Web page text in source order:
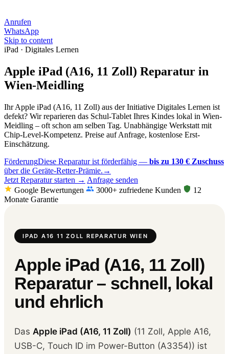
Anrufen
WhatsApp
Skip to content
iPad · Digitales Lernen
Apple iPad (A16, 11 Zoll) Reparatur in
Wien-Meidling
Ihr Apple iPad (A16, 11 Zoll) aus der Initiative Digitales Lernen ist
defekt? Wir reparieren das Schul-Tablet Ihres Kindes lokal in Wien-
Meidling – oft schon am selben Tag. Unabhängige Werkstatt mit
Chip-Level-Kompetenz. Preise auf Anfrage, kostenlose Erst-
Einschätzung.
FörderungDiese Reparatur ist förderfähig — bis zu 130 € Zuschuss
über die Geräte-Retter-Prämie. →
Jetzt Reparatur starten → Anfrage senden
Google Bewertungen
3000+ zufriedene Kunden
12
Monate Garantie
IPAD A16 11 ZOLL REPARATUR WIEN
Apple iPad (A16, 11 Zoll)
Reparatur – schnell, lokal
und ehrlich
Das Apple iPad (A16, 11 Zoll) (11 Zoll, Apple A16,
USB-C, Touch ID im Power-Button (A3354)) ist